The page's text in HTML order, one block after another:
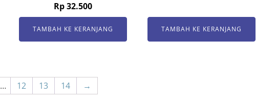
Rp32.500
TAMBAH KE KERANJANG TAMBAH KE KERANJANG
… 12 13 14 →